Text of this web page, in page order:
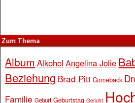
Zum Thema
Album Alkohol Angelina Jolie
Beziehung Brad Pitt Comeback
Familie Geburt Geburtstag Gericht